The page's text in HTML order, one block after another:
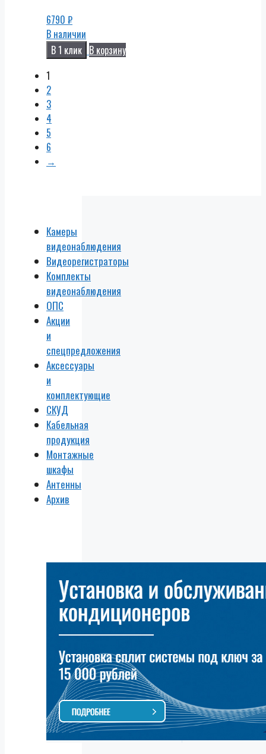
6790 ₽
В наличии
В 1 клик В корзину
1
2
3
4
5
6
→
Камеры
видеонаблюдения
Видеорегистраторы
Комплекты
видеонаблюдения
ОПС
Акции
и
спецпредложения
Аксессуары
и
комплектующие
СКУД
Кабельная
продукция
Монтажные
шкафы
Антенны
Архив